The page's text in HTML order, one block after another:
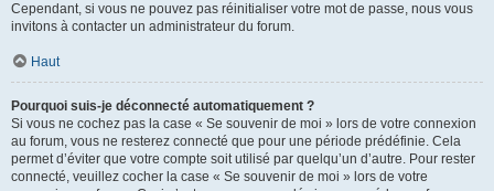
Cependant, si vous ne pouvez pas réinitialiser votre mot de passe, nous vous
invitons à contacter un administrateur du forum.
Haut
Pourquoi suis-je déconnecté automatiquement ?
Si vous ne cochez pas la case « Se souvenir de moi » lors de votre connexion
au forum, vous ne resterez connecté que pour une période prédéfinie. Cela
permet d’éviter que votre compte soit utilisé par quelqu’un d’autre. Pour rester
connecté, veuillez cocher la case « Se souvenir de moi » lors de votre